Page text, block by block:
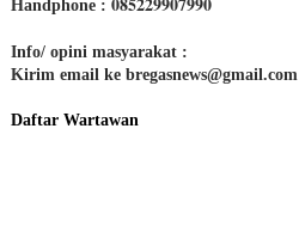
Handphone :
Info/ opini masyarakat :
Kirim email ke bregasnews@gmail.com
Daftar Wartawan